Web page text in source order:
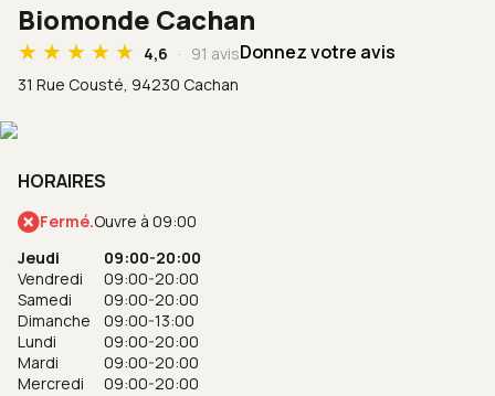
Biomonde Cachan
4,6 91 avisDonnez votre avis
31 Rue Cousté, 94230 Cachan
HORAIRES
Fermé.Ouvre à 09:00
Jeudi
09:00-20:00
Vendredi
09:00-20:00
Samedi
09:00-20:00
Dimanche
09:00-13:00
Lundi
09:00-20:00
Mardi
09:00-20:00
Mercredi
09:00-20:00